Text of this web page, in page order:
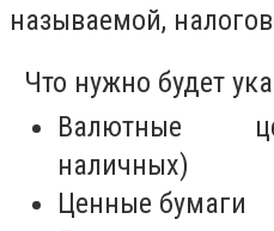
называемой,
Что нужно будет
Валютные
наличных)
Ценные бумаги